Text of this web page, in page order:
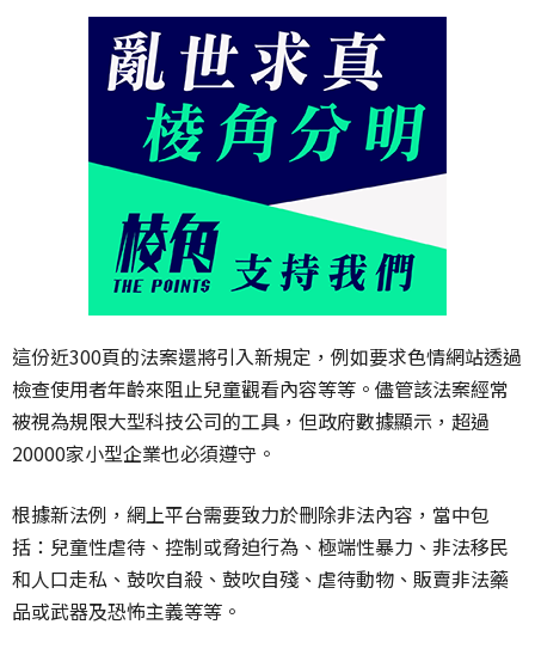
這份近300頁的法案還將引入新規定，例如要求色情網站透過
檢查使用者年齡來阻止兒童觀看內容等等。儘管該法案經常
被視為規限大型科技公司的工具，但政府數據顯示，超過
20000家小型企業也必須遵守。
根據新法例，網上平台需要致力於刪除非法內容，當中包
括：兒童性虐待、控制或脅迫行為、極端性暴力、非法移民
和人口走私、鼓吹自殺、鼓吹自殘、虐待動物、販賣非法藥
品或武器及恐怖主義等等。